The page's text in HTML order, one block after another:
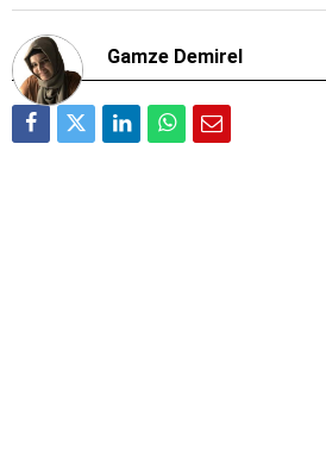
Gamze Demirel